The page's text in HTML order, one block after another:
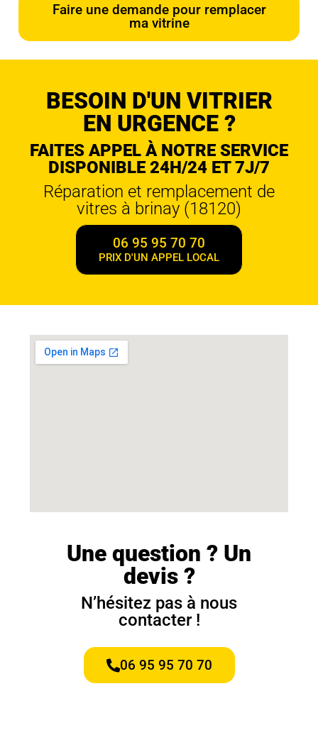
Faire une demande pour remplacer
ma vitrine
BESOIN D'UN VITRIER
EN URGENCE ?
FAITES APPEL À NOTRE SERVICE
DISPONIBLE 24H/24 ET 7J/7
Réparation et remplacement de
vitres à brinay (18120)
06 95 95 70 70
PRIX D'UN APPEL LOCAL
Une question ? Un
devis ?
N’hésitez pas à nous
contacter !
06 95 95 70 70